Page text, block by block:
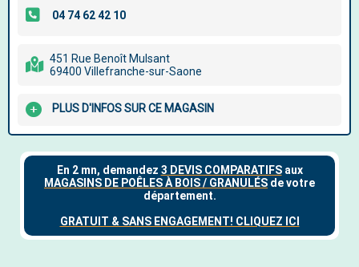
451 Rue Benoît Mulsant
69400 Villefranche-sur-Saone
PLUS D'INFOS SUR CE MAGASIN